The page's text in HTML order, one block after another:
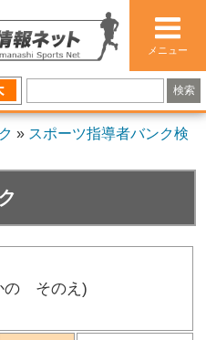
メニュー
» スポーツ指導者バンク検
の そのえ)